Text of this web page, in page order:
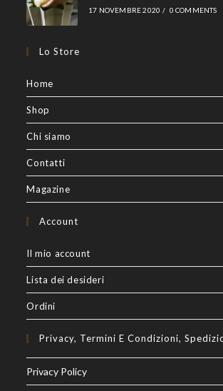
17 NOVEMBRE 2020 / 0 COMMENTS
Lo Store
Home
Shop
Chi siamo
Contatti
Magazine
Account
Il mio account
Lista dei desideri
Ordini
Privacy, Termini E Condizioni,
Privacy Policy